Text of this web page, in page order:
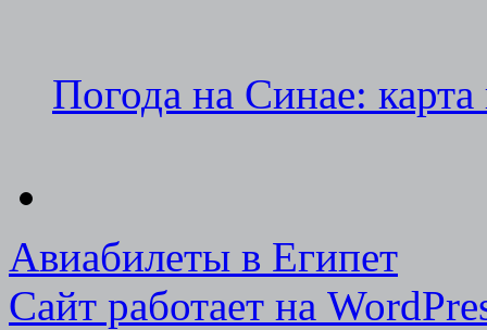
Погода на Синае:
Авиабилеты в Египет
Сайт работает на